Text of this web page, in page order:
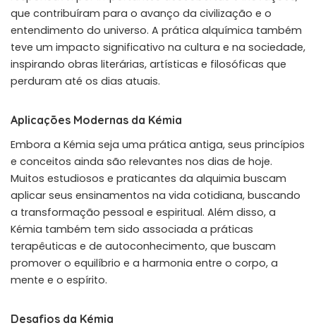
que contribuíram para o avanço da civilização e o
entendimento do universo. A prática alquímica também
teve um impacto significativo na cultura e na sociedade,
inspirando obras literárias, artísticas e filosóficas que
perduram até os dias atuais.
Aplicações Modernas da Kémia
Embora a Kémia seja uma prática antiga, seus princípios
e conceitos ainda são relevantes nos dias de hoje.
Muitos estudiosos e praticantes da alquimia buscam
aplicar seus ensinamentos na vida cotidiana, buscando
a transformação pessoal e espiritual. Além disso, a
Kémia também tem sido associada a práticas
terapêuticas e de autoconhecimento, que buscam
promover o equilíbrio e a harmonia entre o corpo, a
mente e o espírito.
Desafios da Kémia